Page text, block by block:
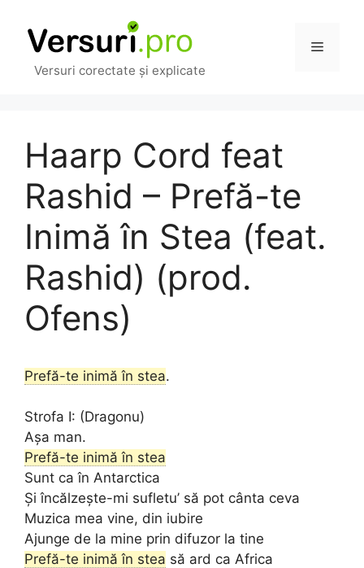
conținut
Versuri corectate și explicate
Meniu
Haarp Cord feat
Rashid – Prefă-te
Inimă în Stea (feat.
Rashid) (prod.
Ofens)
Prefă-te inimă în stea.
Strofa I: (Dragonu)
Așa man.
Prefă-te inimă în stea
Sunt ca în Antarctica
Și încălzește-mi sufletu’ să pot cânta ceva
Muzica mea vine, din iubire
Ajunge de la mine prin difuzor la tine
Prefă-te inimă în stea să ard ca Africa